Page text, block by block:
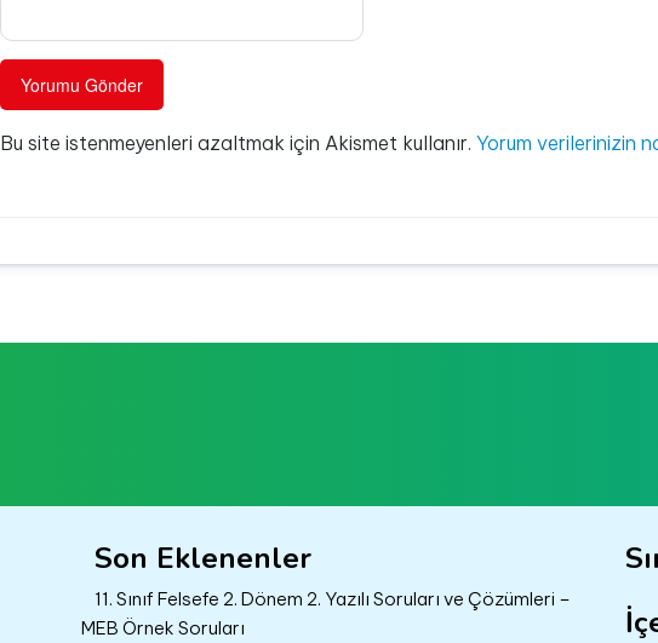
Bu site istenmeyenleri azaltmak için Akismet kullanır. Yorum verilerinizin
Son Eklenenler
11. Sınıf Felsefe 2. Dönem 2. Yazılı Soruları ve Çözümleri –
MEB Örnek Soruları